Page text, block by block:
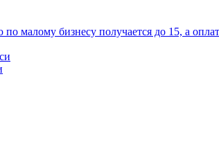
малому бизнесу получается до 15, а